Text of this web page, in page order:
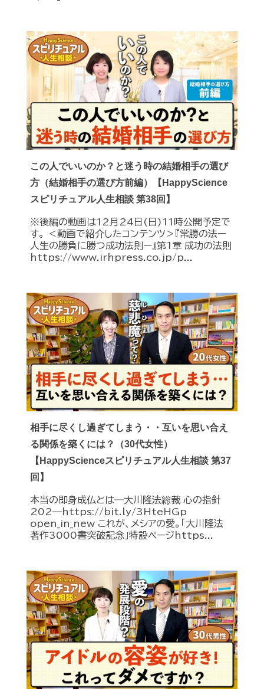
この人でいいのか？と迷う時の結婚相手の選び
方（結婚相手の選び方前編）【HappyScience
スピリチュアル人生相談 第38回】
※後編の動画は12月24日(日)11時公開予定で
す。 ＜動画で紹介したコンテンツ＞『常勝の法ー
人生の勝負に勝つ成功法則ー』第1章 成功の法則
https://www.irhpress.co.jp/p...
相手に尽くし過ぎてしまう・・互いを思い合え
る関係を築くには？（30代女性）
【HappyScienceスピリチュアル人生相談 第37
回】
本当の即身成仏とは―大川隆法総裁 心の指針
202―https://bit.ly/3HteHGp
open_in_new これが、メシアの愛。「大川隆法
著作3000書突破記念」特設ページhttps...